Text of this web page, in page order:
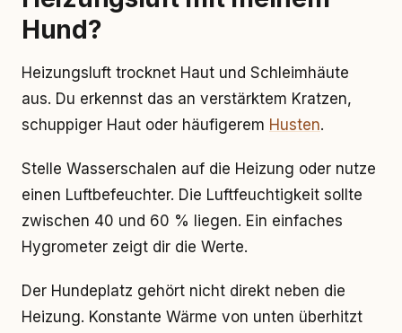
Hund?
Heizungsluft trocknet Haut und Schleimhäute
aus. Du erkennst das an verstärktem Kratzen,
schuppiger Haut oder häufigerem Husten.
Stelle Wasserschalen auf die Heizung oder nutze
einen Luftbefeuchter. Die Luftfeuchtigkeit sollte
zwischen 40 und 60 % liegen. Ein einfaches
Hygrometer zeigt dir die Werte.
Der Hundeplatz gehört nicht direkt neben die
Heizung. Konstante Wärme von unten überhitzt